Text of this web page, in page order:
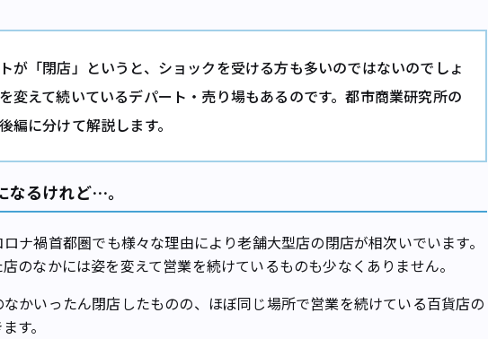
が「閉店」というと、ショックを受ける方も多いのではないのでしょ
変えて続いているデパート・売り場もあるのです。都市商業研究所の
編に分けて解説します。
なるけれど…。
ナ禍――首都圏でも様々な理由により老舗大型店の閉店が相次いでいます。
のなかには姿を変えて営業を続けているものも少なくありません。
かいったん閉店したものの、ほぼ同じ場所で営業を続けている百貨店の
す。